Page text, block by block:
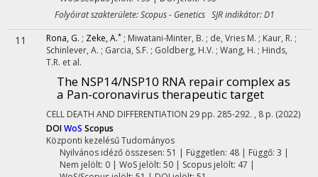
Folyóirat szakterülete: Scopus - Genetics SJR indikátor: D1
11 Rona, G. ; Zeke, A.* ; Miwatani-Minter, B. ; de, Vries M. ; Kaur, R. ;
Schinlever, A. ; Garcia, S.F. ; Goldberg, H.V. ; Wang, H. ; Hinds,
T.R. et al.
The NSP14/NSP10 RNA repair complex as
a Pan-coronavirus therapeutic target
CELL DEATH AND DIFFERENTIATION 29 pp. 285-292. , 8 p. (2022)
DOIWoS Scopus
Központi kezelésűTudományos
Nyilvános idéző összesen: 51 | Független: 48 | Függő: 3 |
Nem jelölt: 0 | WoS jelölt: 50 | Scopus jelölt: 47 |